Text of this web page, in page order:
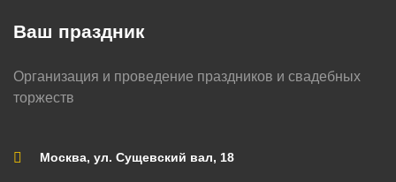
Ваш праздник
Организация и проведение праздников и свадебных
торжеств
Москва, ул. Сущевский вал, 18